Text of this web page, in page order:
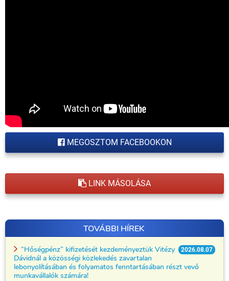
MEGOSZTOM FACEBOOKON
LINK MÁSOLÁSA
TOVÁBBI HÍREK
2026.08.07
“Hőségpénz” kifizetését kezdeményeztük Vitézy
Dávidnál a közösségi közlekedés zavartalan
lebonyolításában és folyamatos fenntartásában részt vevő
munkavállalók számára!